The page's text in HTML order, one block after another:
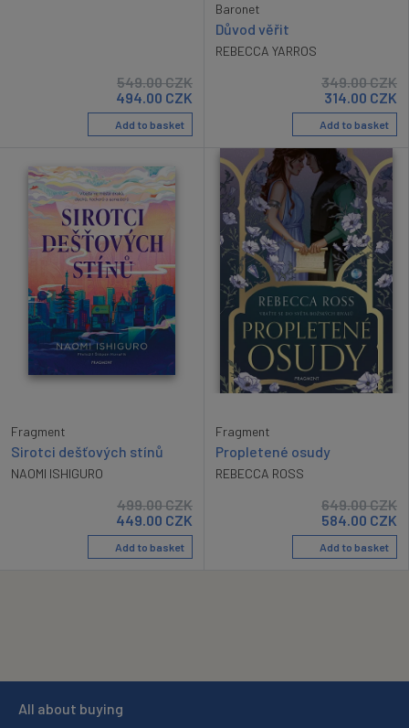
549.00CZK
494.00 CZK
Add to basket
Baronet
Důvod věřit
REBECCA YARROS
349.00CZK
314.00 CZK
Add to basket
Fragment
Sirotci dešťových stínů
NAOMI ISHIGURO
499.00CZK
449.00 CZK
Add to basket
Fragment
Propletené osudy
REBECCA ROSS
649.00CZK
584.00 CZK
Add to basket
All about buying